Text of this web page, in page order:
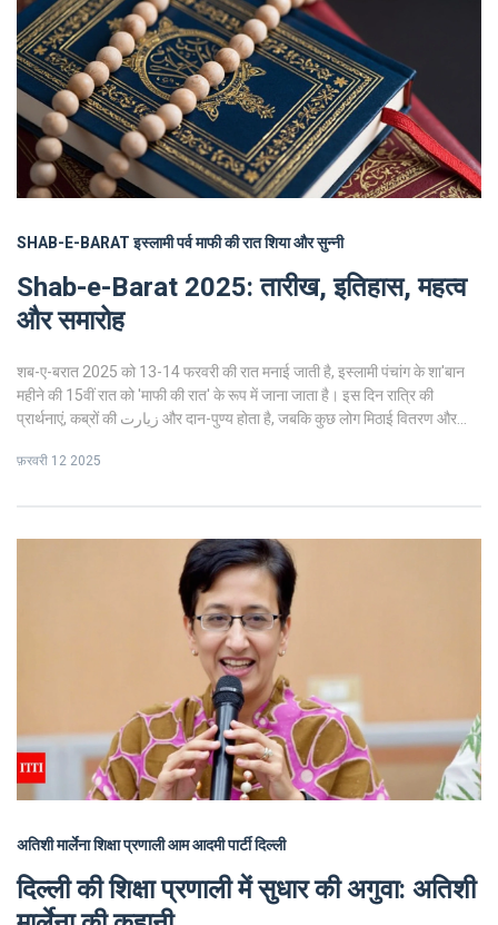
SHAB-E-BARATइस्लामी पर्वमाफी की रातशिया और सुन्नी
Shab-e-Barat 2025: तारीख, इतिहास, महत्व
और समारोह
शब-ए-बरात 2025 को 13-14 फरवरी की रात मनाई जाती है, इस्लामी पंचांग के शा'बान
महीने की 15वीं रात को 'माफी की रात' के रूप में जाना जाता है। इस दिन रात्रि की
प्रार्थनाएं, कब्रों की زيارت और दान-पुण्य होता है, जबकि कुछ लोग मिठाई वितरण और
फ़रवरी 12 2025
अतिशी मार्लेनाशिक्षा प्रणालीआम आदमी पार्टीदिल्ली
दिल्ली की शिक्षा प्रणाली में सुधार की अगुवा: अतिशी